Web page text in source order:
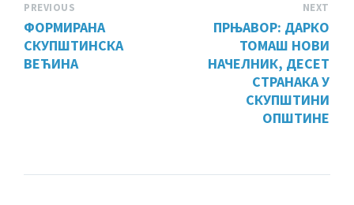
PREVIOUS
ФОРМИРАНА
СКУПШТИНСКА
ВЕЋИНА
NEXT
ПРЊАВОР: ДАРКО
ТОМАШ НОВИ
НАЧЕЛНИК, ДЕСЕТ
СТРАНАКА У
СКУПШТИНИ
ОПШТИНЕ